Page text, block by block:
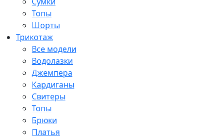
Топы
Шорты
Трикотаж
Все модели
Водолазки
Джемпера
Кардиганы
Свитеры
Топы
Брюки
Платья